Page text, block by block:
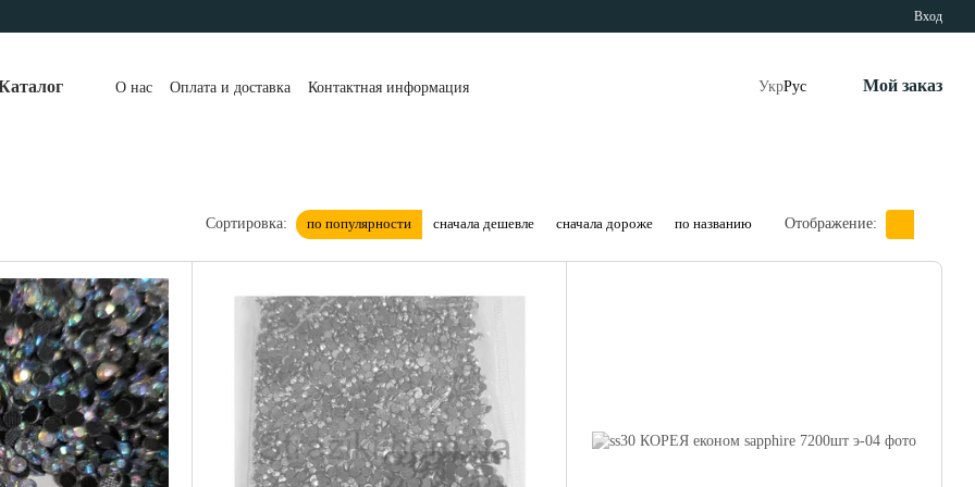
Вход
О нас Оплата и доставка Контактная информация УкрРус Мой заказ
Сортировка: по популярности сначала дешевле сначала дороже по названию Отображение: